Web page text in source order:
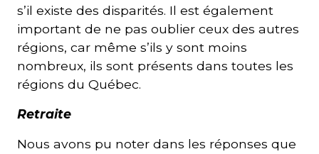
s’il existe des disparités. Il est également
important de ne pas oublier ceux des autres
régions, car même s’ils y sont moins
nombreux, ils sont présents dans toutes les
régions du Québec.
Retraite
Nous avons pu noter dans les réponses que